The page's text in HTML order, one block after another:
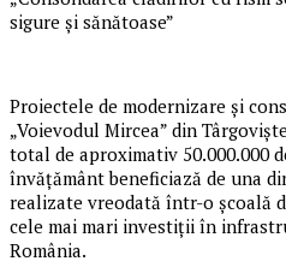
sigure și sănătoase”
Proiectele de modernizare și
„Voievodul Mircea” din
total de aproximativ 50.000.000
învățământ beneficiază de una
realizate vreodată într-o școală
cele mai mari investiții în
România.